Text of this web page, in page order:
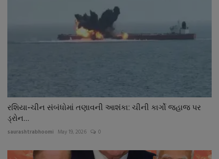
રશિયા-ચીન સંબંધોમાં તણાવની આશંકા: ચીની કાર્ગો જહાજ પર
ડ્રોન...
saurashtrabhoomi May 19, 2026 0